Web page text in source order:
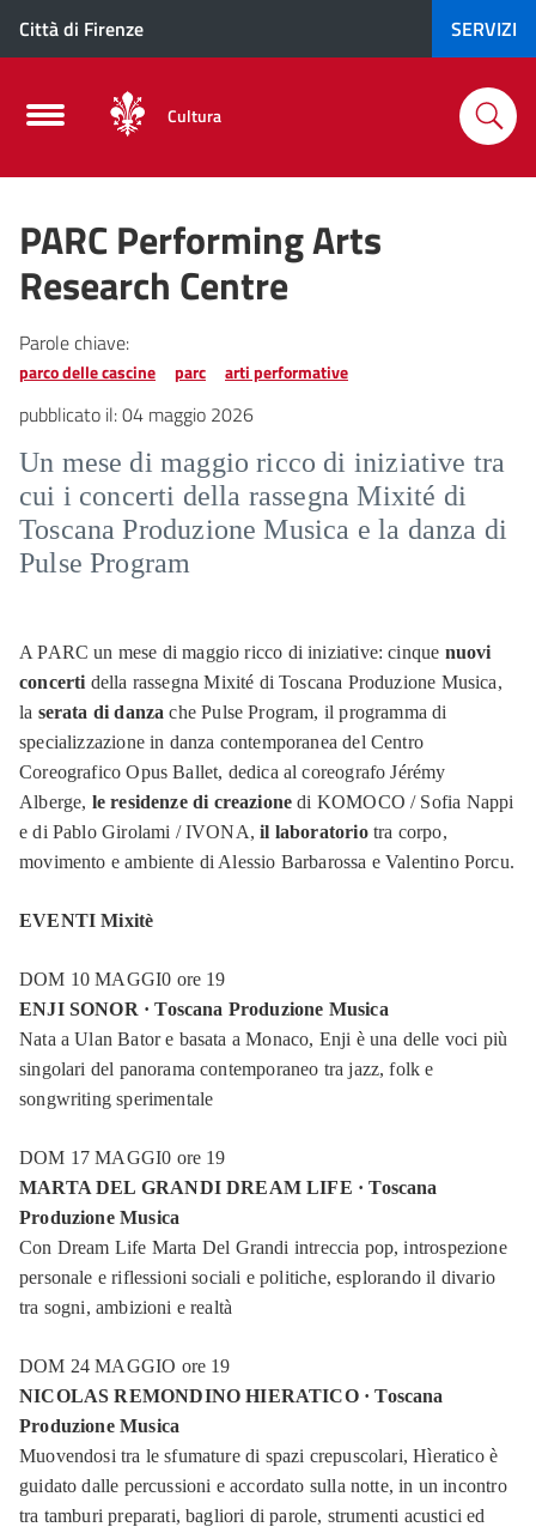
Città di Firenze SERVIZI
Cultura
PARC Performing Arts
Research Centre
Parole chiave:
parco delle cascine parc arti performative
pubblicato il:04 maggio 2026
Un mese di maggio ricco di iniziative tra
cui i concerti della rassegna Mixité di
Toscana Produzione Musica e la danza di
Pulse Program
A PARC un mese di maggio ricco di iniziative: cinque nuovi
concerti della rassegna Mixité di Toscana Produzione Musica,
la serata di danza che Pulse Program, il programma di
specializzazione in danza contemporanea del Centro
Coreografico Opus Ballet, dedica al coreografo Jérémy
Alberge, le residenze di creazione di KOMOCO / Sofia Nappi
e di Pablo Girolami / IVONA,il laboratorio tra corpo,
movimento e ambiente di Alessio Barbarossa e Valentino Porcu.
EVENTI Mixitè
DOM 10 MAGGI0 ore 19
ENJI SONOR · Toscana Produzione Musica
Nata a Ulan Bator e basata a Monaco, Enji è una delle voci più
singolari del panorama contemporaneo tra jazz, folk e
songwriting sperimentale
DOM 17 MAGGI0 ore 19
MARTA DEL GRANDI DREAM LIFE · Toscana
Produzione Musica
Con Dream Life Marta Del Grandi intreccia pop, introspezione
personale e riflessioni sociali e politiche, esplorando il divario
tra sogni, ambizioni e realtà
DOM 24 MAGGIO ore 19
NICOLAS REMONDINO HIERATICO · Toscana
Produzione Musica
Muovendosi tra le sfumature di spazi crepuscolari,Hìeraticoè
guidato dalle percussioni e accordato sulla notte, in un incontro
tra tamburi preparati, bagliori di parole, strumenti acustici ed